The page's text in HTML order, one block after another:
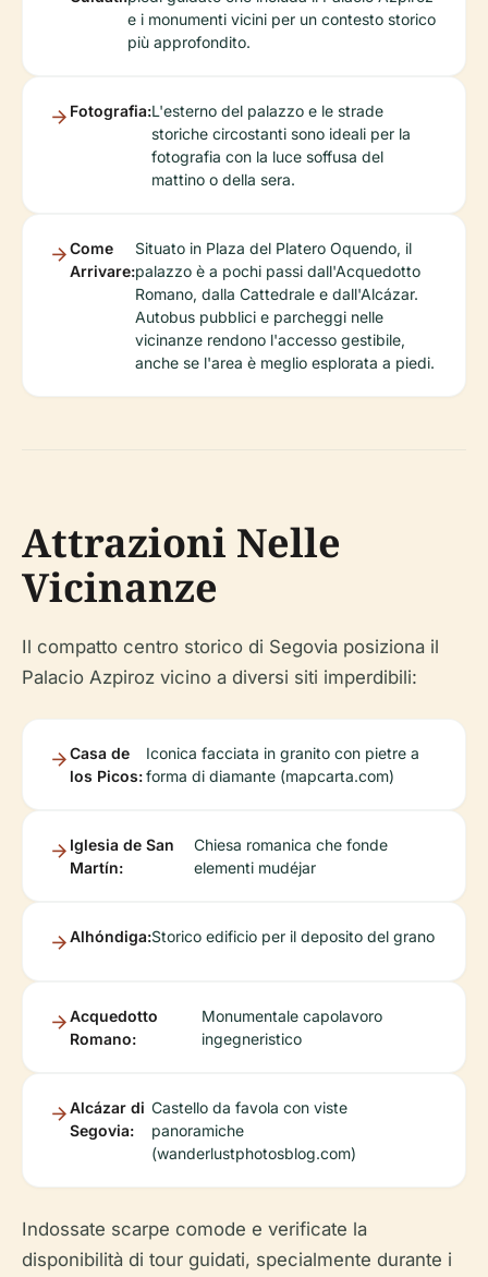
e i monumenti vicini per un contesto storico
più approfondito.
Fotografia:L'esterno del palazzo e le strade
storiche circostanti sono ideali per la
fotografia con la luce soffusa del
mattino o della sera.
Come
Arrivare:
Situato in Plaza del Platero Oquendo, il
palazzo è a pochi passi dall'Acquedotto
Romano, dalla Cattedrale e dall'Alcázar.
Autobus pubblici e parcheggi nelle
vicinanze rendono l'accesso gestibile,
anche se l'area è meglio esplorata a piedi.
Attrazioni Nelle
Vicinanze
Il compatto centro storico di Segovia posiziona il
Palacio Azpiroz vicino a diversi siti imperdibili:
Casa de
los Picos:
Iconica facciata in granito con pietre a
forma di diamante (mapcarta.com)
Iglesia de San
Martín:
Chiesa romanica che fonde
elementi mudéjar
Alhóndiga:Storico edificio per il deposito del grano
Acquedotto
Romano:
Monumentale capolavoro
ingegneristico
Alcázar di
Segovia:
Castello da favola con viste
panoramiche
(wanderlustphotosblog.com)
Indossate scarpe comode e verificate la
disponibilità di tour guidati, specialmente durante i